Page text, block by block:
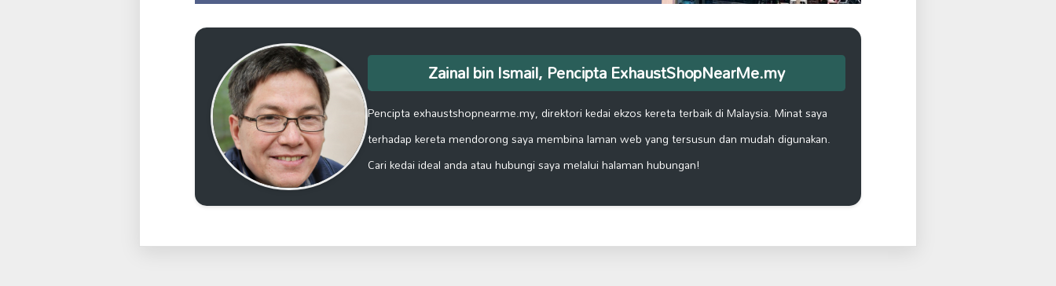
Zainal bin Ismail, Pencipta ExhaustShopNearMe.my
Pencipta exhaustshopnearme.my, direktori kedai ekzos kereta terbaik di Malaysia. Minat saya
terhadap kereta mendorong saya membina laman web yang tersusun dan mudah digunakan.
Cari kedai ideal anda atau hubungi saya melalui halaman hubungan!